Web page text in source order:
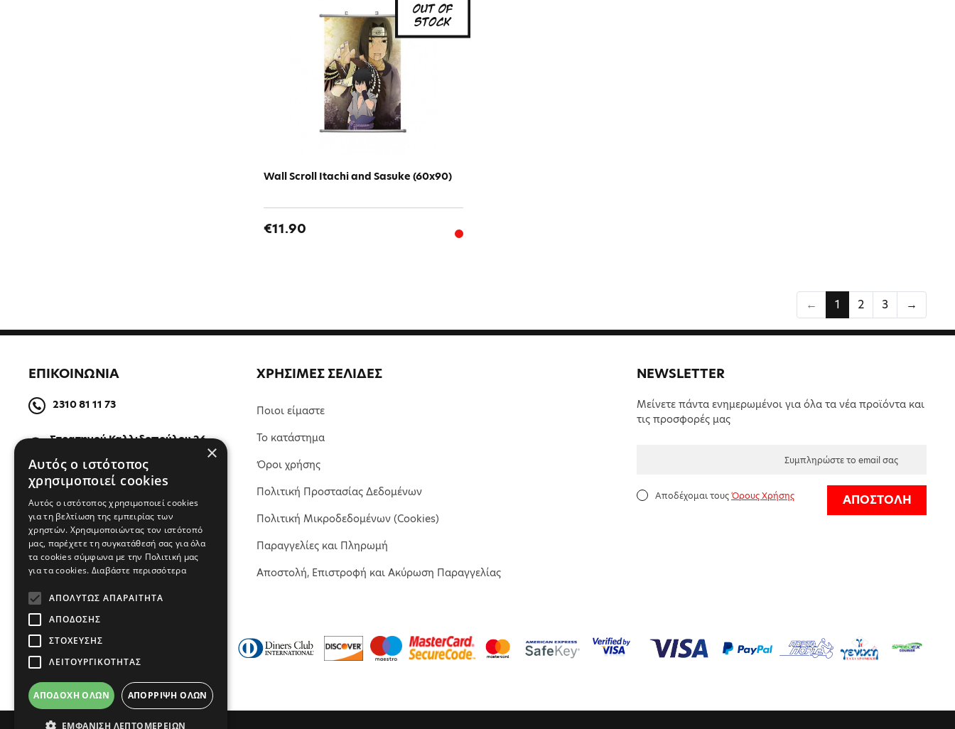
Wall Scroll Itachi and Sasuke (60x90)
€11.90
← 1 2 3 →
ΕΠΙΚΟΙΝΩΝΙΑ
2310 81 11 73
Στρατηγού Καλλιδοπούλου 26,
ΧΡΗΣΙΜΕΣ ΣΕΛΙΔΕΣ
Ποιοι είμαστε
Το κατάστημα
Όροι χρήσης
Πολιτική Προστασίας Δεδομένων
Πολιτική Μικροδεδομένων (Cookies)
Παραγγελίες και Πληρωμή
Αποστολή, Επιστροφή και Ακύρωση Παραγγελίας
NEWSLETTER
Μείνετε πάντα ενημερωμένοι για όλα τα νέα προϊόντα και
τις προσφορές μας
Αποδέχομαι τουςΌρους Χρήσης ΑΠΟΣΤΟΛΗ
×
Αυτός ο ιστότοπος
χρησιμοποιεί cookies
Αυτός ο ιστότοπος χρησιμοποιεί cookies
για τη βελτίωση της εμπειρίας των
χρηστών. Χρησιμοποιώντας τον ιστότοπό
μας, παρέχετε τη συγκατάθεσή σας για όλα
τα cookies σύμφωνα με την Πολιτική μας
για τα cookies. Διαβάστε περισσότερα
ΑΠΟΛΎΤΩΣ ΑΠΑΡΑΊΤΗΤΑ
ΑΠΌΔΟΣΗΣ
ΣΤΌΧΕΥΣΗΣ
ΛΕΙΤΟΥΡΓΙΚΌΤΗΤΑΣ
ΑΠΟΔΟΧΉ ΌΛΩΝ ΑΠΌΡΡΙΨΗ ΌΛΩΝ
ΕΜΦΆΝΙΣΗ ΛΕΠΤΟΜΕΡΕΙΏΝ